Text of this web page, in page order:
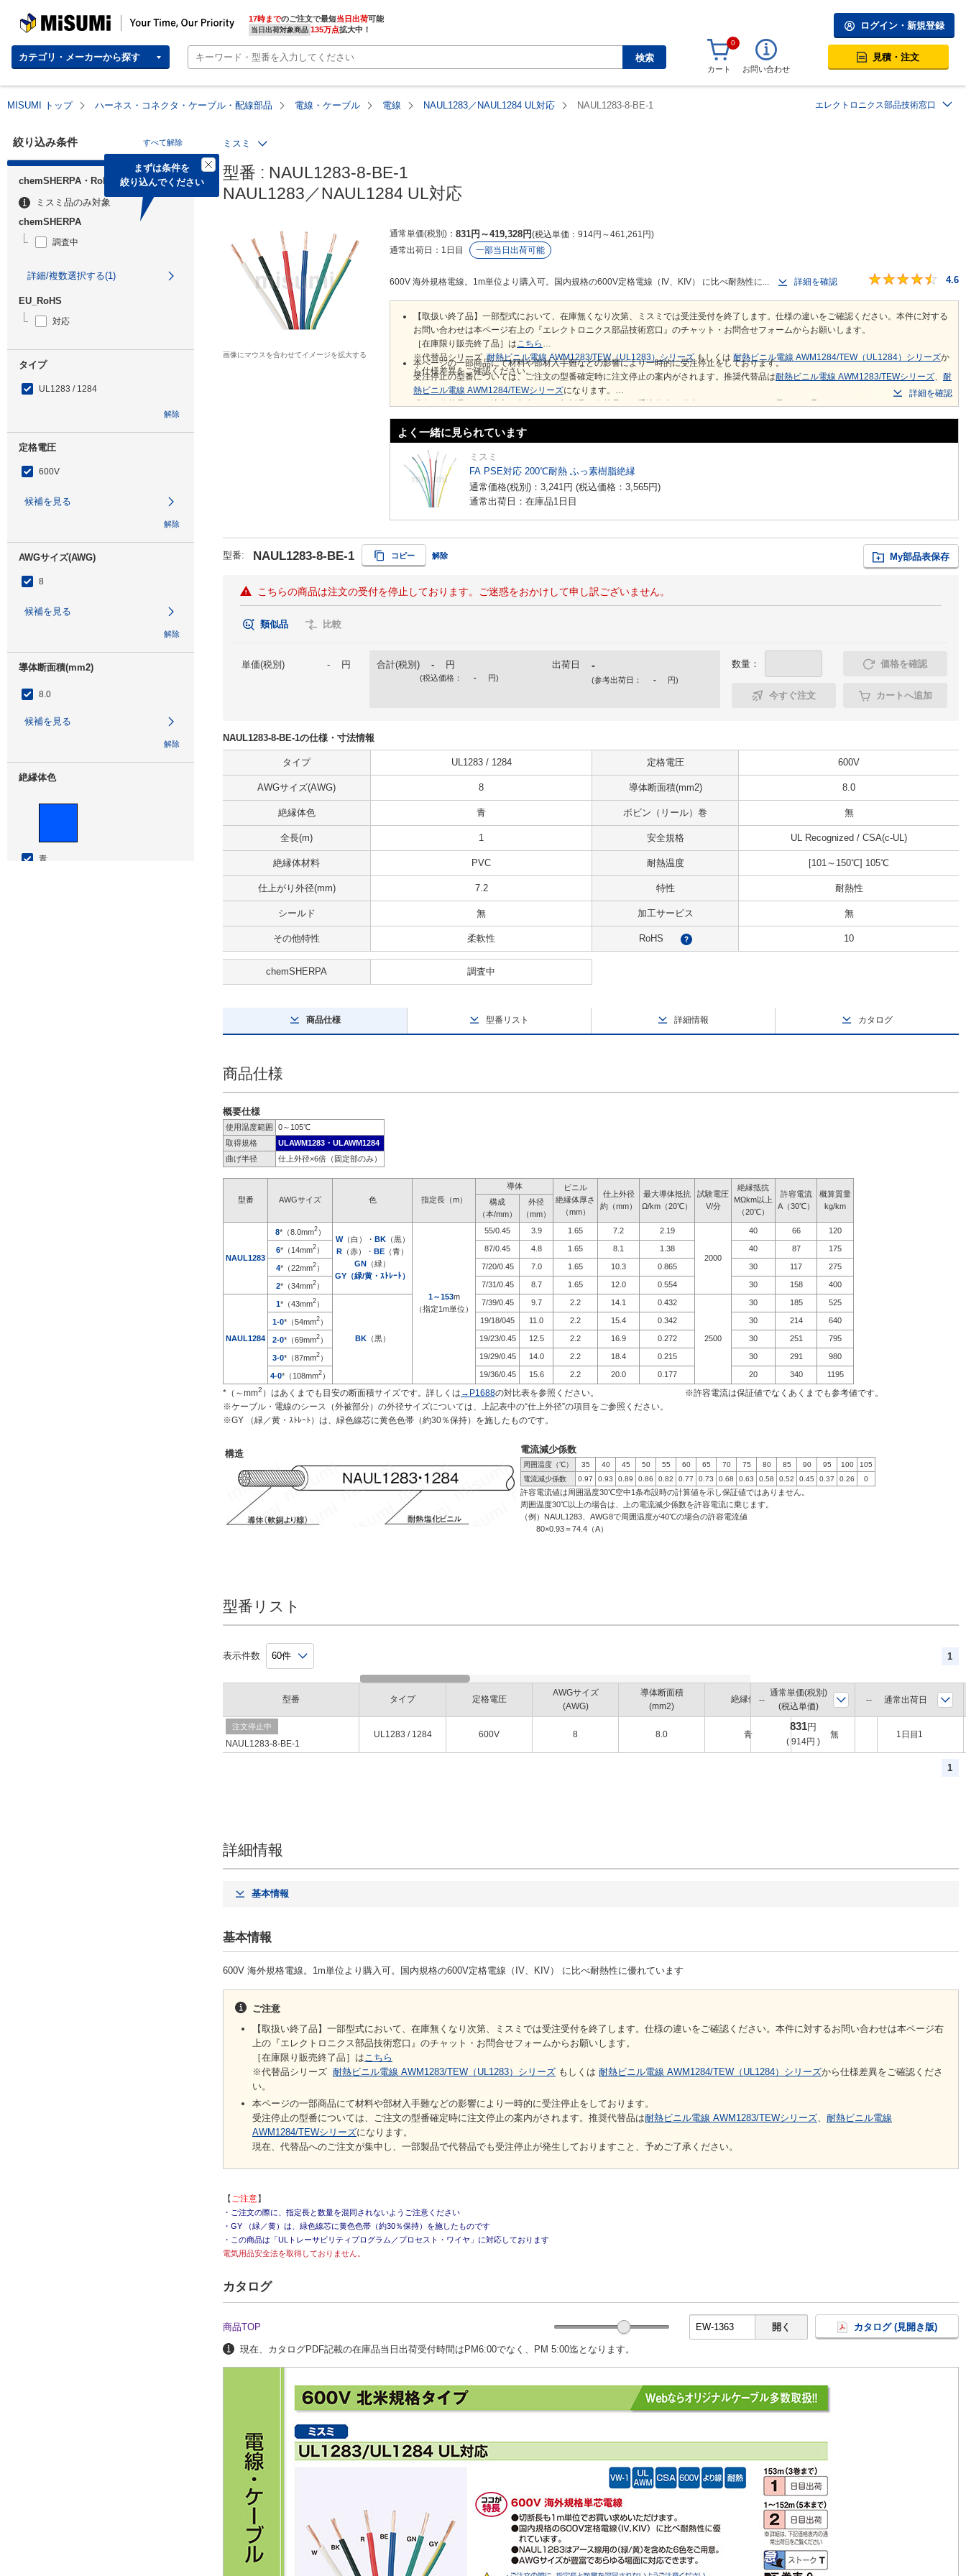
MISUMI | Your Time, Our Priority 17時までのご注文で最短当日出荷
当日出荷対象商品 135万点拡大中！
カテゴリ・メーカーから探す 検索
ログイン・新規登録
0
カート お問い合わせ
見積・注文
MISUMI トップ ハーネス・コネクタ・ケーブル・配線部品 電線・ケーブル 電線 NAUL1283／NAUL1284 UL対応 NAUL1283-8-BE-1 エレクトロニクス部品技術窓口
絞り込み条件 すべて解除
まずは条件を
絞り込んでください
chemSHERPA・RoHS
ミスミ品のみ対象
chemSHERPA
調査中
詳細/複数選択する(1)
EU_RoHS
対応
タイプ
UL1283 / 1284
解除
定格電圧
600V
候補を見る
解除
AWGサイズ(AWG)
8
候補を見る
解除
導体断面積(mm2)
8.0
候補を見る
解除
絶縁体色
青
ミスミ
型番 : NAUL1283-8-BE-1
NAUL1283／NAUL1284 UL対応
画像にマウスを合わせてイメージを拡大する
通常単価(税別) 831円 ～419,328円 税込単価 914円 ～461,261 円
通常出荷日： 1日目 一部当日出荷可能
600V 海外規格電線。1m単位より購入可。国内規格の600V定格電線（IV、KIV） に比べ耐熱性に... 詳細を確認 4.6
【取扱い終了品】一部型式において、在庫無くなり次第、ミスミでは受注受付を終了します。仕様の違いをご確認ください。本件に対する
お問い合わせは本ページ右上の『エレクトロニクス部品技術窓口』のチャット・お問合せフォームからお願いします。
［在庫限り販売終了品］はこちら
※代替品シリーズ耐熱ビニル電線 AWM1283/TEW（UL1283）シリーズもしくは 耐熱ビニル電線 AWM1284/TEW（UL1284）シリーズか
ら仕様差異をご確認ください。
本ページの一部商品にて材料や部材入手難などの影響により一時的に受注停止をしております。
受注停止の型番については、ご注文の型番確定時に注文停止の案内がされます。推奨代替品は耐熱ビニル電線 AWM1283/TEWシリーズ、 耐
熱ビニル電線 AWM1284/TEWシリーズになります。
現在、代替品へのご注文が集中し、一部製品で代替品でも受注停止が発生しておりますこと、予めご了承ください。
詳細を確認
よく一緒に見られています
ミスミ
FA PSE対応 200℃耐熱 ふっ素樹脂絶縁
通常価格(税別)： 3,241円 (税込価格： 3,565円)
通常出荷日：在庫品1日目
型番: NAUL1283-8-BE-1 コピー 解除 My部品表保存
こちらの商品は注文の受付を停止しております。ご迷惑をおかけして申し訳ございません。
類似品 比較
単価(税別) - 円 合計(税別) - 円
(税込価格： - 円)
出荷日 -
(参考出荷日： - 円)
数量： 価格を確認
今すぐ注文 カートへ追加
NAUL1283-8-BE-1の仕様・寸法情報
タイプ UL1283 / 1284 定格電圧 600V
AWGサイズ(AWG) 8 導体断面積(mm2) 8.0
絶縁体色 青 ボビン（リール）巻 無
全長(m) 1 安全規格 UL Recognized / CSA(c-UL)
絶縁体材料 PVC 耐熱温度 [101～150℃] 105℃
仕上がり外径(mm) 7.2 特性 耐熱性
シールド 無 加工サービス 無
その他特性 柔軟性 RoHS ? 10
chemSHERPA 調査中
商品仕様 型番リスト 詳細情報 カタログ
商品仕様
概要仕様
使用温度範囲
0～105℃
取得規格
ULAWM1283・ULAWM1284
曲げ半径
仕上外径×6倍（固定部のみ）
型番 AWGサイズ 色 指定長（m）
導体
ビニル
絶縁体厚さ
（mm）
仕上外径
約（mm）
最大導体抵抗
Ω/km（20℃）
試験電圧
V/分
絶縁抵抗
MΩkm以上
（20℃）
許容電流
A（30℃）
概算質量
kg/km
構成
（本/mm）
外径
（mm）
NAUL1283
8*（8.0mm2）
W（白）・ BK（黒）
R （赤）・ BE （青）
GN （緑）
GY（緑/黄・ｽﾄﾚｰﾄ）
1～153m
（指定1m単位）
55/0.45 3.9 1.65 7.2 2.19
2000
40 66 120
6*（14mm2 ） 87/0.45 4.8 1.65 8.1 1.38 40 87 175
4*（22mm2 ） 7/20/0.45 7.0 1.65 10.3 0.865 30 117 275
2*（34mm2 ） 7/31/0.45 8.7 1.65 12.0 0.554 30 158 400
NAUL1284
1*（43mm2 ）
BK（黒）
7/39/0.45 9.7 2.2 14.1 0.432
2500
30 185 525
1-0*（54mm2 ） 19/18/045 11.0 2.2 15.4 0.342 30 214 640
2-0*（69mm2 ） 19/23/0.45 12.5 2.2 16.9 0.272 30 251 795
3-0*（87mm2 ） 19/29/0.45 14.0 2.2 18.4 0.215 30 291 980
4-0*（108mm2 ） 19/36/0.45 15.6 2.2 20.0 0.177 20 340 1195
*（～mm2 ）はあくまでも目安の断面積サイズです。詳しくは →P1688の対比表を参照ください。 ※許容電流は保証値でなくあくまでも参考値です。
※ケーブル・電線のシース（外被部分）の外径サイズについては、上記表中の“仕上外径”の項目をご参照ください。
※GY （緑／黄・ｽﾄﾚｰﾄ）は、緑色線芯に黄色色帯（約30％保持）を施したものです。
構造 電流減少係数
周囲温度（℃） 35 40 45 50 55 60 65 70 75 80 85 90 95 100
105
電流減少係数
0.97 0.93 0.89 0.86 0.82 0.77 0.73 0.68 0.63 0.58 0.52 0.45 0.37 0.26 0
許容電流値は周囲温度30℃空中1条布設時の計算値を示し保証値ではありません。
周囲温度30℃以上の場合は、上の電流減少係数を許容電流に乗じます。
（例）NAUL1283、AWG8で周囲温度が40℃の場合の許容電流値
80×0.93＝74.4（A）
型番リスト
表示件数 1
型番
注文停止中
NAUL1283-8-BE-1
タイプ 定格電圧
AWGサイズ
(AWG)
導体断面積
(mm2)
絶縁体色
ボビン（リール）
巻
(m)
UL1283 / 1284 600V 8 8.0 青 無 1
通常単価(税別)
(税込単価)
通常出荷日
831円
( 914円 )
1日目
1
詳細情報
基本情報
基本情報
600V 海外規格電線。1m単位より購入可。国内規格の600V定格電線（IV、KIV） に比べ耐熱性に優れています
ご注意
【取扱い終了品】一部型式において、在庫無くなり次第、ミスミでは受注受付を終了します。仕様の違いをご確認ください。本件に対するお問い合わせは本ページ右
上の『エレクトロニクス部品技術窓口』のチャット・お問合せフォームからお願いします。
［在庫限り販売終了品］はこちら
※代替品シリーズ 耐熱ビニル電線 AWM1283/TEW（UL1283）シリーズ もしくは 耐熱ビニル電線 AWM1284/TEW（UL1284）シリーズから仕様差異をご確認くださ
い。
本ページの一部商品にて材料や部材入手難などの影響により一時的に受注停止をしております。
受注停止の型番については、ご注文の型番確定時に注文停止の案内がされます。推奨代替品は耐熱ビニル電線 AWM1283/TEWシリーズ、 耐熱ビニル電線
AWM1284/TEWシリーズになります。
現在、代替品へのご注文が集中し、一部製品で代替品でも受注停止が発生しておりますこと、予めご了承ください。
【 ご注意】
・ご注文の際に、指定長と数量を混同されないようご注意ください
・GY （緑／黄）は、緑色線芯に黄色色帯（約30％保持）を施したものです
・この商品は「ULトレーサビリティプログラム／プロセスト・ワイヤ」に対応しております
電気用品安全法を取得しておりません。
カタログ
商品TOP 開く カタログ (見開き版)
現在、カタログPDF記載の在庫品当日出荷受付時間はPM6:00でなく、PM 5:00迄となります。